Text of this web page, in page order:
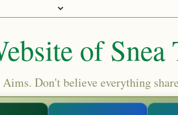
of Snea
Don't believe everything